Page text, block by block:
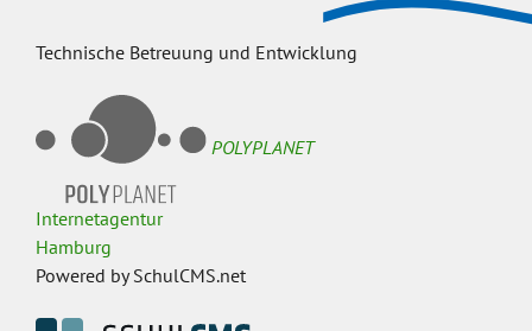
Technische Betreuung und Entwicklung
POLYPLANET
Internetagentur
Hamburg
Powered by SchulCMS.net